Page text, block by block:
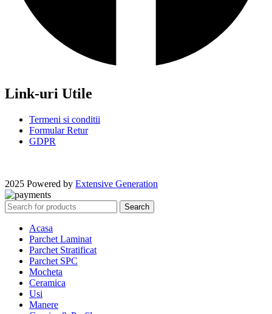
Link-uri Utile
Termeni si conditii
Formular Retur
GDPR
2025 Powered by Extensive Generation
Search
Acasa
Parchet Laminat
Parchet Stratificat
Parchet SPC
Mocheta
Ceramica
Usi
Manere